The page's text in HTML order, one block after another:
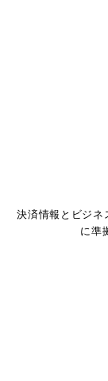
決済情報とビジネ
に準